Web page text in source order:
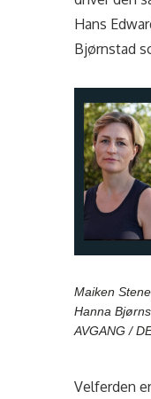
Hans
Bjørnstad
Maiken
Hanna
AVGANG /
Velferden